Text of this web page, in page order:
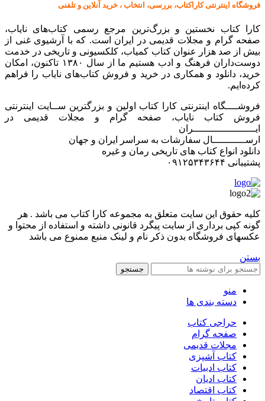
فروشگاه اینترنتی کاراکتاب، بررسی، انتخاب ، خرید آنلاین و تلفنی
کارا کتاب نخستین و بزرگ‌ترین مرجع رسمی کتاب‌های نایاب،
صفحه گرام و مجلات قدیمی در ایران است. که با آرشیوی غنی از
بیش از صد هزار عنوان کتاب کمیاب، کلکسیونی و تاریخی در خدمت
دوست‌داران فرهنگ و ادب هستیم ما از سال ۱۳۸۰ تاکنون، امکان
خرید، دانلود و همکاری در خرید و فروش کتاب‌های نایاب را فراهم
کرده‌ایم.
فروشــــگاه اینترنتی کارا کتاب اولین و بزرگترین ســایت اینترنتی
فروش کتاب نایاب، صفحه گرام و مجلات قدیمی در
ایـــــــــــــــــــــران
ارســـــــــــال سفارشات به سراسر ایران و جهان
دانلود انواع کتاب های تاریخی رمان و غیره
پشتیبانی ۰۹۱۲۵۳۴۳۶۴۴
کليه حقوق اين سايت متعلق به مجموعه کارا کتاب می باشد . هر
گونه کپی برداری از سایت پیگرد قانونی داشته و استفاده از محتوا و
عکسهای فروشگاه بدون ذکر نام و لینک منبع ممنوع می باشد
بستن
جستجو
منو
دسته بندی ها
حراجی کتاب
صفحه گرام
مجلات قدیمی
کتاب آشپزی
کتاب ادبیات
کتاب ادیان
کتاب اقتصاد